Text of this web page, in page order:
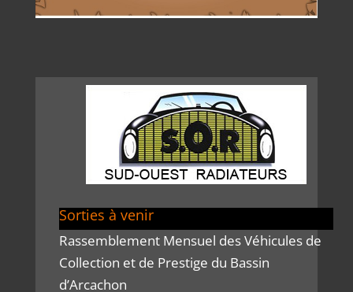
Sorties à venir
Rassemblement Mensuel des Véhicules de
Collection et de Prestige du Bassin
d’Arcachon